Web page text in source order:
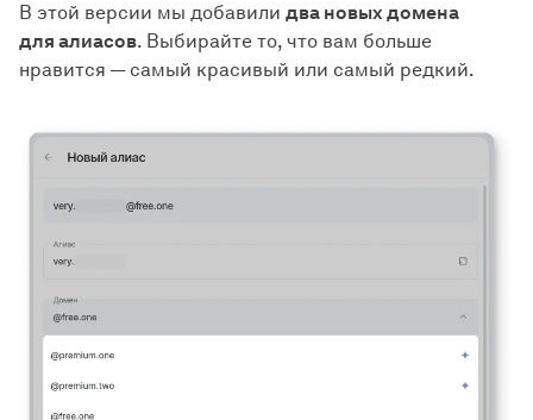
В этой версии мы добавили два новых домена
для алиасов. Выбирайте то, что вам больше
нравится — самый красивый или самый редкий.